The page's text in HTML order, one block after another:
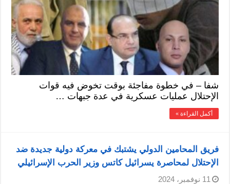
شفا – في خطوة مفاجئة بوقت تخوض فيه قوات
الإحتلال عمليات عسكرية في عدة جبهات …
أكمل القراءة »
فريق المحامين الدولي يشتبك في معركة دولية جديدة ضد
الإحتلال لمحاصرة يسرائيل كاتس وزير الحرب الإسرائيلي
11 نوفمبر، 2024